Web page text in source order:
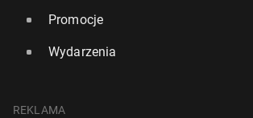
Promocje
Wydarzenia
REKLAMA